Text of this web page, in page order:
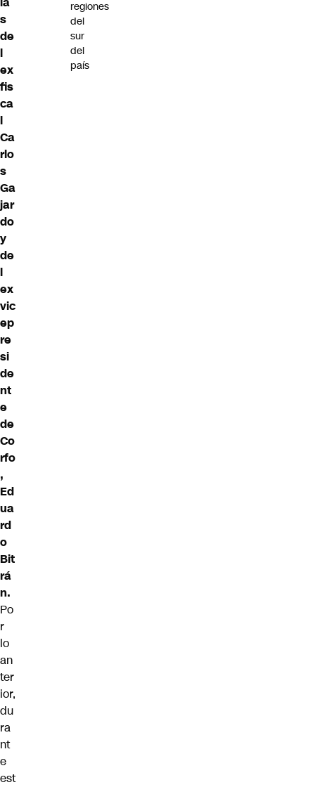
s
de
l
ex
fis
ca
l
Ca
rlo
s
Ga
jar
do
y
de
l
ex
vic
ep
re
si
de
nt
e
de
Co
rfo
,
Ed
ua
rd
o
Bit
rá
n.
Po
r
lo
an
ter
ior,
du
ra
nt
e
est
regiones
del
sur
del
país